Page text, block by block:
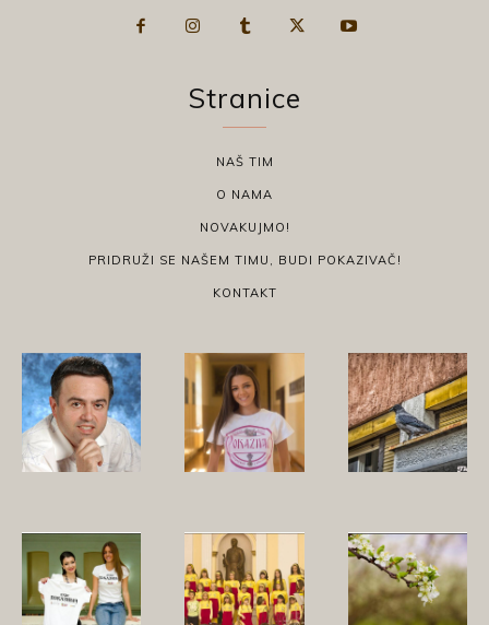
Stranice
NAŠ TIM
O NAMA
NOVAKUJMO!
PRIDRUŽI SE NAŠEM TIMU, BUDI POKAZIVAČ!
KONTAKT